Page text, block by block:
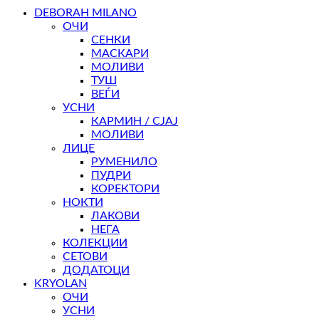
DEBORAH MILANO
ОЧИ
СЕНКИ
МАСКАРИ
МОЛИВИ
ТУШ
ВЕЃИ
УСНИ
КАРМИН / СЈАЈ
МОЛИВИ
ЛИЦЕ
РУМЕНИЛО
ПУДРИ
КОРЕКТОРИ
НОКТИ
ЛАКОВИ
НЕГА
КОЛЕКЦИИ
СЕТОВИ
ДОДАТОЦИ
KRYOLAN
ОЧИ
УСНИ